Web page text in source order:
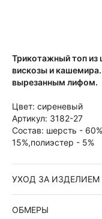
Трикотажный топ из
вискозы и
вырезанным лифом.
Цвет: сиреневый
Артикул: 3182-27
Состав: шерсть -
15%,полиэстер - 5%
УХОД ЗА ИЗДЕЛИЕМ
ОБМЕРЫ